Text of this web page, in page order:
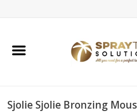
Home
Spray Tan Starterspakketten
Sjolie Sjolie Bronzing